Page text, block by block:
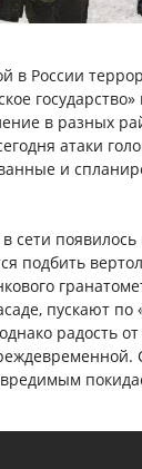
в России
в разных
атаки
и
сети появилось
подбить
пускают
радость